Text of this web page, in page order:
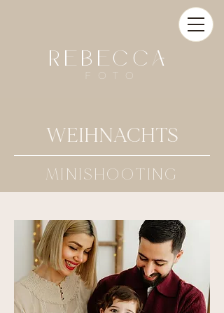
REBECCA
FOTO
WEIHNACHTS
MINISHOOTING